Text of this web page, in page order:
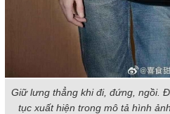
Giữ lưng thẳng khi đi, đứng, ngồi.
tục xuất hiện trong mô tả hình